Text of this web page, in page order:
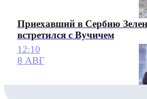
Приехавший в Сербию
встретился с Вучичем
12:10
8 АВГ